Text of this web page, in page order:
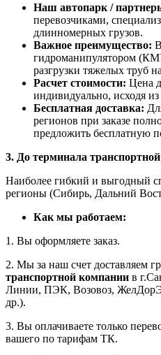
Наш автопарк /
перевозчиками,
длинномерных грузов.
Важное преимущество:
гидроманипулятором
разгрузки тяжелых труб
Расчет стоимости: Цена
индивидуально, исходя
Бесплатная доставка:
регионов при заказе
предложить бесплатную
3. До терминала
Наиболее гибкий и выгодный
регионы (Сибирь, Дальний
Как мы работаем:
1. Вы оформляете заказ.
2. Мы за наш счет доставляем
транспортной компании в
Линии, ПЭК, Возовоз,
др.).
3. Вы оплачиваете только
вашего по тарифам ТК.